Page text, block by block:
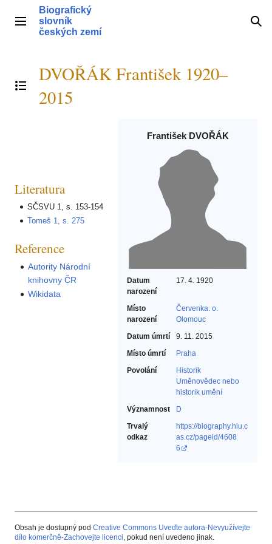
obsahHlavní menu
Biografický
slovník
českých zemí
Přepnout obsah
DVOŘÁK František 1920–
2015
František DVOŘÁK
Datum
narození
17. 4. 1920
Místo
narození
Červenka. o.
Olomouc
Datum úmrtí
9. 11. 2015
Místo úmrtí
Praha
Povolání
Historik‎
Uměnovědec nebo
historik umění‎
Významnost
D
Trvalý
odkaz
https://biography.hiu.c
as.cz/pageid/4608
6
Literatura
SČSVU 1, s. 153-154
Tomeš 1, s. 275
Reference
Autority Národní
knihovny ČR
Wikidata
Obsah je dostupný pod Creative Commons Uveďte autora-Nevyužívejte
dílo komerčně-Zachovejte licenci, pokud není uvedeno jinak.